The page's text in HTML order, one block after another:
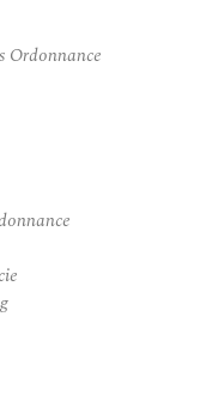
Ordonnance